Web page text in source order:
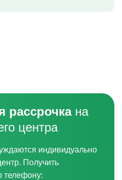
рассрочкана
центра
индивидуально
Получить
телефону: